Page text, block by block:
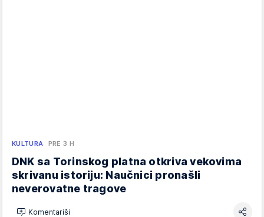
KULTURA PRE 3 H
DNK sa Torinskog platna otkriva vekovima
skrivanu istoriju: Naučnici pronašli
neverovatne tragove
Komentariši